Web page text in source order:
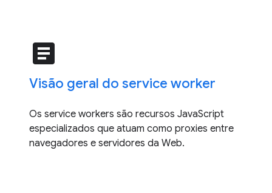
article
Visão geral do service worker
Os service workers são recursos JavaScript
especializados que atuam como proxies entre
navegadores e servidores da Web.